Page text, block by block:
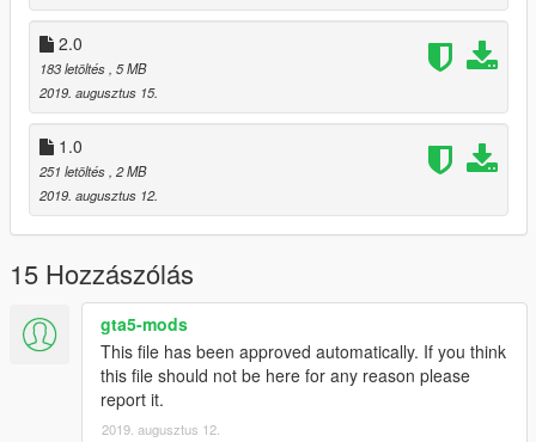
2.0
183 letöltés , 5 MB
2019. augusztus 15.
1.0
251 letöltés , 2 MB
2019. augusztus 12.
15 Hozzászólás
gta5-mods
This file has been approved automatically. If you think
this file should not be here for any reason please
report it.
2019. augusztus 12.